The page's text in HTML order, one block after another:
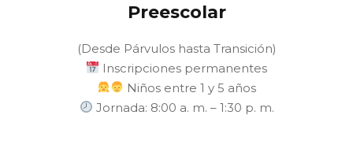
Preescolar
(Desde Párvulos hasta Transición)
Inscripciones permanentes
Niños entre 1 y 5 años
Jornada: 8:00 a. m. – 1:30 p. m.